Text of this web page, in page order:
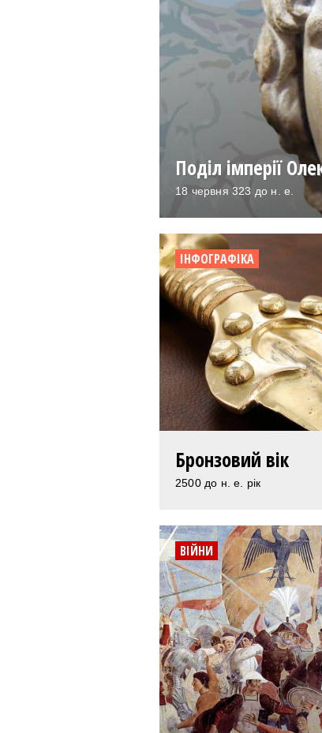
Поділ імперії
18 червня 323 до н. е.
ІНФОГРАФІКА
Бронзовий вік
2500 до н. е. рік
ВІЙНИ